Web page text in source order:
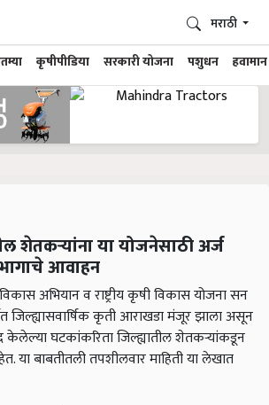
कृषीपीडिया सरकारी योजना पशुधन हवामान
मराठी
शेतकऱ्यांना या योजनेसाठी अर्ज
आवाहन
अभियान व राष्ट्रीय कृषी विकास योजना सन
जिल्ह्यासवार्षिक कृती आराखडा मंजूर झाला असून
घटकांकरिता जिल्ह्यातील शेतकऱ्यांकडून
या बाबतीतली तपशीलवार माहिती या लेखात